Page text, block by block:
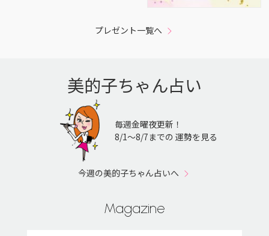
プレゼント一覧へ
美的子ちゃん占い
毎週金曜夜更新！
8/1〜8/7までの 運勢を見る
今週の美的子ちゃん占いへ
Magazine